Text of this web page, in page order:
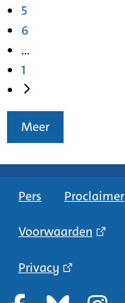
5
6
...
1
Meer
Pers Proclaimer
Voorwaarden
Privacy